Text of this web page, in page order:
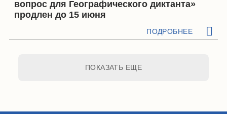
вопрос для Географического диктанта»
продлен до 15 июня
ПОДРОБНЕЕ
ПОКАЗАТЬ ЕЩЕ